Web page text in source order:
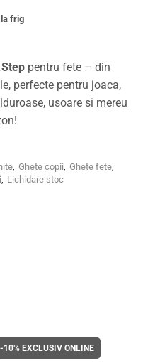
frig
pentru fete – din
perfecte pentru joaca,
usoare si mereu
Ghete copii Ghete fete
Lichidare stoc
-10%EXCLUSIV ONLINE